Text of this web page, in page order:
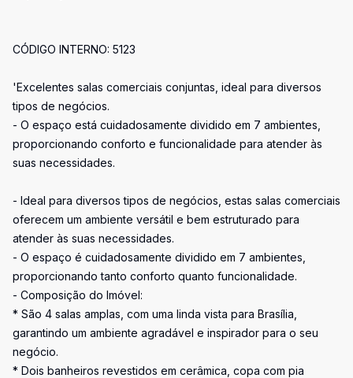
CÓDIGO INTERNO: 5123
'Excelentes salas comerciais conjuntas, ideal para diversos
tipos de negócios.
- O espaço está cuidadosamente dividido em 7 ambientes,
proporcionando conforto e funcionalidade para atender às
suas necessidades.
- Ideal para diversos tipos de negócios, estas salas comerciais
oferecem um ambiente versátil e bem estruturado para
atender às suas necessidades.
- O espaço é cuidadosamente dividido em 7 ambientes,
proporcionando tanto conforto quanto funcionalidade.
- Composição do Imóvel:
* São 4 salas amplas, com uma linda vista para Brasília,
garantindo um ambiente agradável e inspirador para o seu
negócio.
* Dois banheiros revestidos em cerâmica, copa com pia